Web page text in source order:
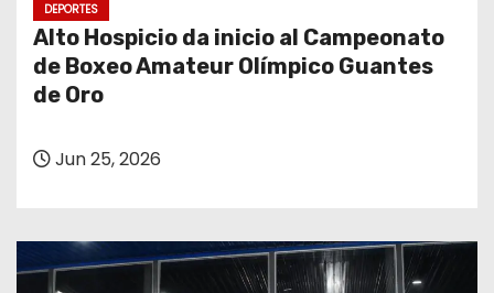
DEPORTES
Alto Hospicio da inicio al Campeonato
de Boxeo Amateur Olímpico Guantes
de Oro
Jun 25, 2026